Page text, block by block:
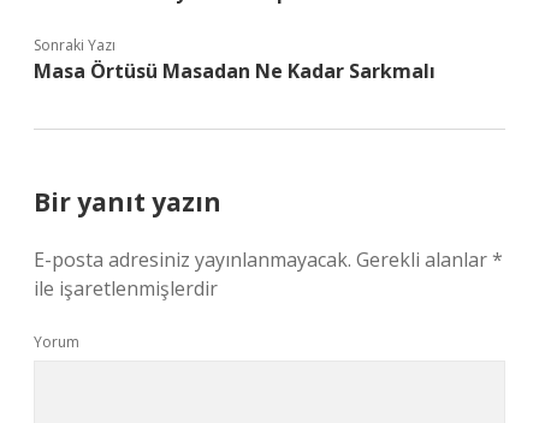
Sonraki Yazı
Masa Örtüsü Masadan Ne Kadar Sarkmalı
Bir yanıt yazın
E-posta adresiniz yayınlanmayacak. Gerekli alanlar*
ile işaretlenmişlerdir
Yorum